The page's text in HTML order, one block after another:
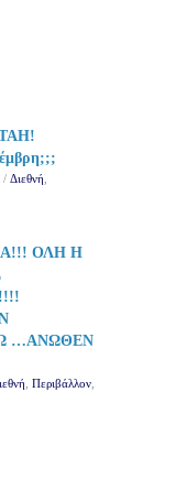
/ Διεθνή
ΟΛΗ Η
…ΑΝΩΘΕΝ
Περιβάλλον